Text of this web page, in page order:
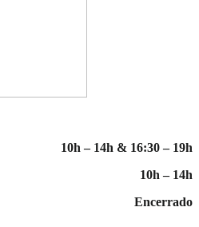
10h – 14h & 16:30 – 19h
10h – 14h
Encerrado